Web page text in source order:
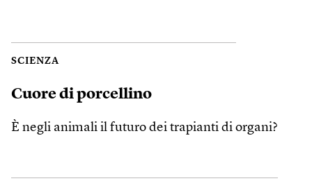
SCIENZA
Cuore di porcellino
È negli animali il futuro dei trapianti di organi?